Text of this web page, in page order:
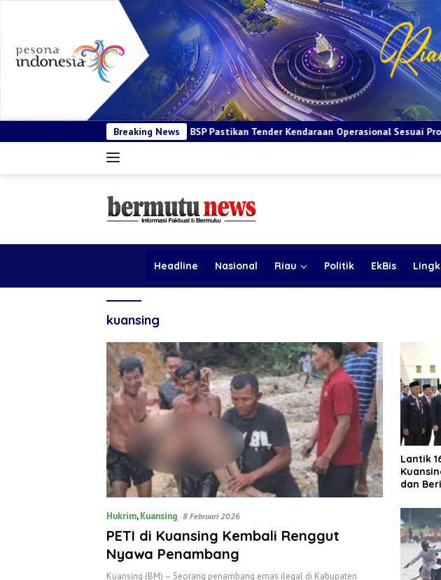
Breaking News
BSP Pastikan Tender Kendaraan Operasional Sesuai Prosedur dan Prinsip GCG
Headline Nasional Riau Politik EkBis
kuansing
Hukrim,Kuansing 8 Februari 2026
‎PETI di Kuansing Kembali Renggut
Nyawa Penambang
‎Kuansing (BM) – Seorang penambang emas ilegal di Kabupaten
Lantik
dan